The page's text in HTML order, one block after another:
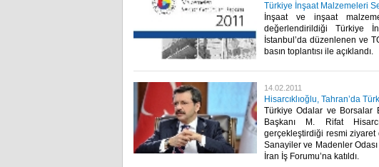
Türkiye İnşaat Malzemeleri
İnşaat ve inşaat
değerlendirildiği Türkiye
İstanbul’da düzenlenen ve
basın toplantısı ile açıklandı. ​ ​
14.02.2011
Hisarcıklıoğlu, Tahran’da
Türkiye Odalar ve Borsalar
Başkanı M. Rifat
gerçekleştirdiği resmi ziyaret
Sanayiler ve Madenler
İran İş Forumu’na katıldı.​ ​